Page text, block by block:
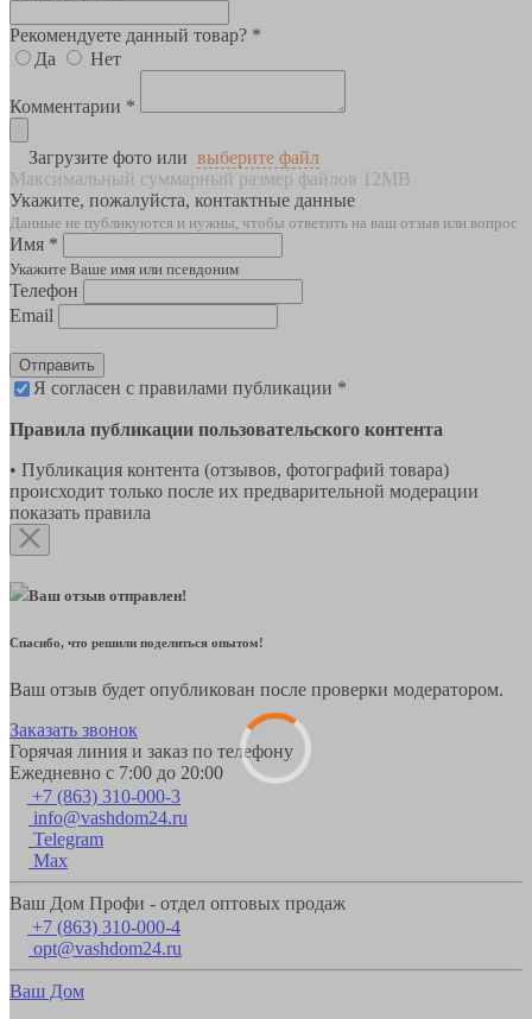
Рекомендуете данный товар? *
Да
Нет
Комментарии *
Загрузите фото или выберите файл
Максимальный суммарный размер файлов 12MB
Укажите, пожалуйста, контактные данные
Данные не публикуются и нужны, чтобы ответить на ваш отзыв или вопрос
Имя *
Укажите Ваше имя или псевдоним
Телефон
Email
Отправить
Я согласен с правилами публикации *
Правила публикации пользовательского контента
• Публикация контента (отзывов, фотографий товара)
происходит только после их предварительной модерации
показать правила
Ваш отзыв отправлен!
Спасибо, что решили поделиться опытом!
Ваш отзыв будет опубликован после проверки модератором.
Заказать звонок
Горячая линия и заказ по телефону
Ежедневно с 7:00 до 20:00
+7 (863) 310-000-3
info@vashdom24.ru
Telegram
Max
Ваш Дом Профи - отдел оптовых продаж
+7 (863) 310-000-4
opt@vashdom24.ru
Ваш Дом